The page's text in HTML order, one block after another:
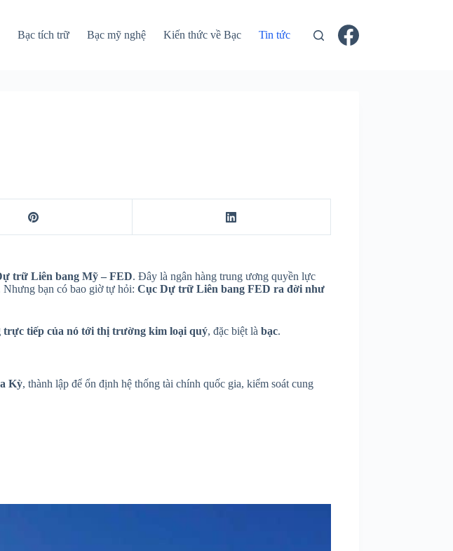
Bạc tích trữ Bạc mỹ nghệ Kiến thức về Bạc Tin tức
trữ Liên bang Mỹ – FED. Đây là ngân hàng trung ương quyền lực
Nhưng bạn có bao giờ tự hỏi: Cục Dự trữ Liên bang FED ra đời như
trực tiếp của nó tới thị trường kim loại quý, đặc biệt là bạc.
Kỳ, thành lập để ổn định hệ thống tài chính quốc gia, kiểm soát cung